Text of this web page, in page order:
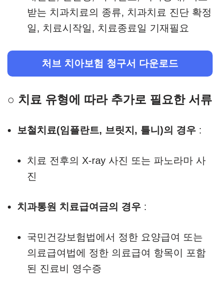
받는 치과치료의 종류, 치과치료 진단 확정
일, 치료시작일, 치료종료일 기재필요
처브 치아보험 청구서 다운로드
○ 치료 유형에 따라 추가로 필요한 서류
보철치료(임플란트, 브릿지, 틀니)의 경우 :
치료 전후의 X-ray 사진 또는 파노라마 사
진
치과통원 치료급여금의 경우 :
국민건강보험법에서 정한 요양급여 또는
의료급여법에 정한 의료급여 항목이 포함
된 진료비 영수증